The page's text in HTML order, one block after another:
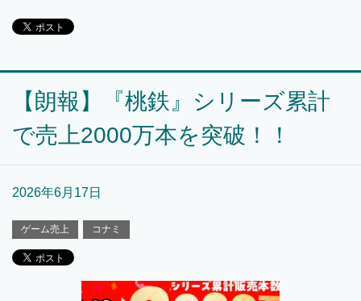
【朗報】『桃鉄』シリーズ累計
で売上2000万本を突破！！
2026年6月17日
ゲーム売上 コナミ